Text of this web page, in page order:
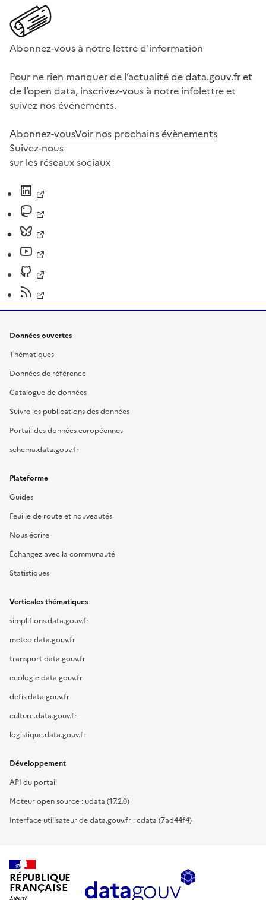
Abonnez-vous à notre lettre d'information
Pour ne rien manquer de l’actualité de data.gouv.fr et
de l’open data, inscrivez-vous à notre infolettre et
suivez nos événements.
Abonnez-vousVoir nos prochains évènements
Suivez-nous
sur les réseaux sociaux
Données ouvertes
Thématiques
Données de référence
Catalogue de données
Suivre les publications des données
Portail des données européennes
schema.data.gouv.fr
Plateforme
Guides
Feuille de route et nouveautés
Nous écrire
Échangez avec la communauté
Statistiques
Verticales thématiques
simplifions.data.gouv.fr
meteo.data.gouv.fr
transport.data.gouv.fr
ecologie.data.gouv.fr
defis.data.gouv.fr
culture.data.gouv.fr
logistique.data.gouv.fr
Développement
API du portail
Moteur open source : udata (17.2.0)
Interface utilisateur de data.gouv.fr : cdata (7ad44f4)
RÉPUBLIQUE
FRANÇAISE